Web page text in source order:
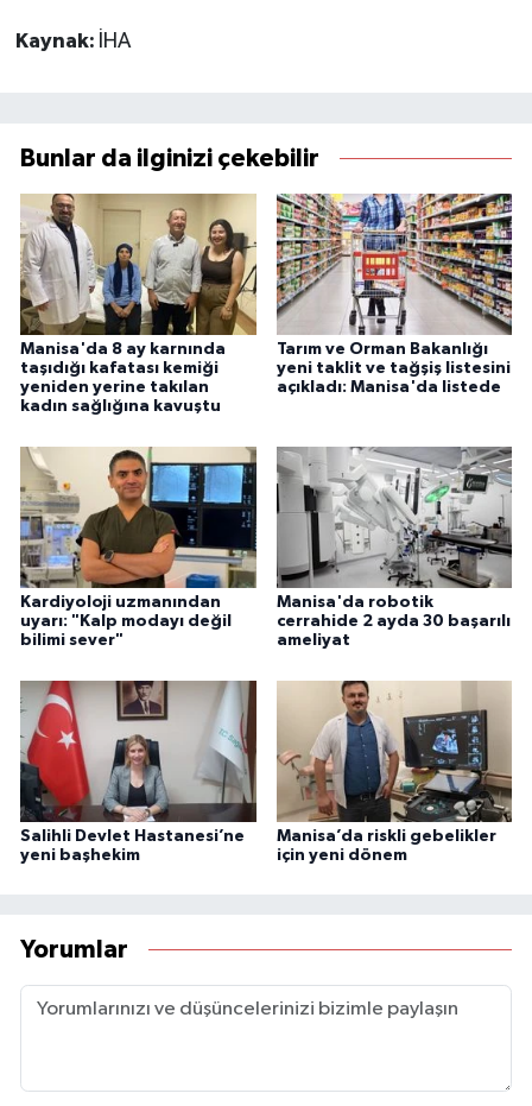
Kaynak: İHA
Bunlar da ilginizi çekebilir
Manisa'da 8 ay karnında
taşıdığı kafatası kemiği
yeniden yerine takılan
kadın sağlığına kavuştu
Tarım ve Orman Bakanlığı
yeni taklit ve tağşiş listesini
açıkladı: Manisa'da listede
Kardiyoloji uzmanından
uyarı: "Kalp modayı değil
bilimi sever"
Manisa'da robotik
cerrahide 2 ayda 30 başarılı
ameliyat
Salihli Devlet Hastanesi’ne
yeni başhekim
Manisa’da riskli gebelikler
için yeni dönem
Yorumlar